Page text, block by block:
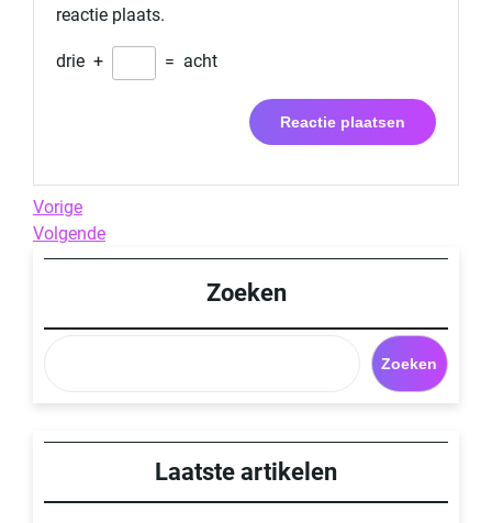
reactie plaats.
drie + = acht
Berichtnavigatie
Previous
Post
Vorige
Next
Post
Volgende
Zoeken
Zoeken
Laatste artikelen